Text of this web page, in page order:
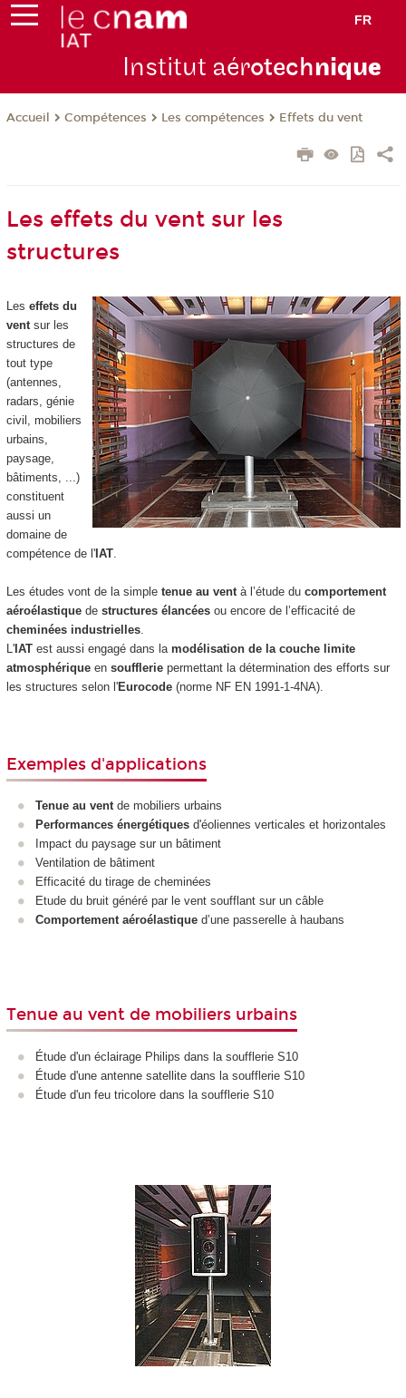
FR
Institut aérotechnique
Accueil Compétences Les compétences Effets du vent
Les effets du vent sur les
structures
Les effets du
ventsur les
structures de
tout type
(antennes,
radars, génie
civil, mobiliers
urbains,
paysage,
bâtiments, ...)
constituent
aussi un
domaine de
compétence de l'IAT.
Les études vont de la simple tenue au ventà l’étude du comportement
aéroélastiquede structures élancéesou encore de l’efficacité de
cheminées industrielles.
L'IATest aussi engagé dans lamodélisation de la couche limite
atmosphériqueen souffleriepermettant la détermination des efforts sur
les structures selon l'Eurocode(norme NF EN 1991-1-4NA).
Exemples d'applications
Tenue au ventde mobiliers urbains
Performances énergétiques d'éoliennes verticales et horizontales
Impact du paysage sur un bâtiment
Ventilation de bâtiment
Efficacité du tirage de cheminées
Etude du bruit généré par le vent soufflant sur un câble
Comportement aéroélastique d’une passerelle à haubans
Tenue au vent de mobiliers urbains
Étude d'un éclairage Philips dans la soufflerie S10
Étude d'une antenne satellite dans la soufflerie S10
Étude d'un feu tricolore dans la soufflerie S10